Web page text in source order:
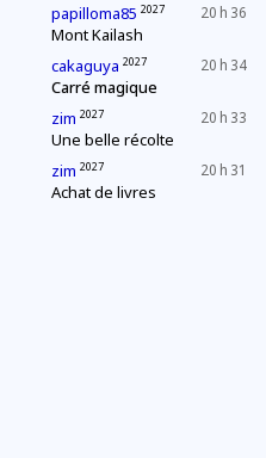
20 h 36
papilloma85 2027
Mont Kailash
20 h 34
cakaguya 2027
Carré magique
20 h 33
zim 2027
Une belle récolte
20 h 31
zim 2027
Achat de livres